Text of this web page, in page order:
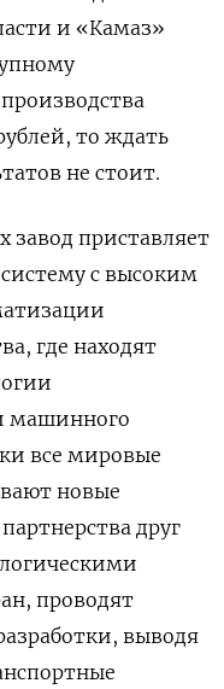
и «Камаз»
то ждать
не стоит.
приставляет
с высоким
где находят
машинного
все мировые
новые
друг
проводят
выводя